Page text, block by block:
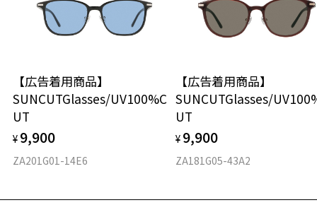
※度付きにした場合、レンズ色、機能が変更となります。
※度付きサングラスをお求めの際は、レンズ選択画面にて度数入力
後、レンズオプションでカラーをお選びください。
レンズの材質：プラスチック(コーティング)
レンズ枠の材質：ニッケル合金(塗装)
テンプルの材質：ニッケル合金(塗装)
可視光線透過率：15%
紫外線透過率：0.1%以下 (紫外線カット率：99.9%以上)
レンズカラー：Z-ASH_BE85F / ブラウン系
タイプ
材質
フロント素材：メタル
【広告着用商品】
SUNCUTGlasses/UV100%C
UT
¥ 9,900
ZA201G01-14E6
【広告着用商品】
SUNCUTGlasses/
UT
¥ 9,900
ZA181G05-43A2